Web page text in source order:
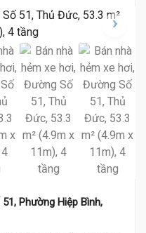
Phường Hiệp Bình,